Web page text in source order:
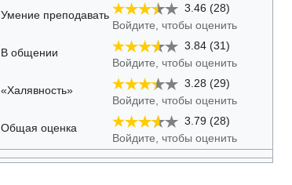
Умение преподавать
3.46 (28)
Войдите, чтобы оценить
В общении
3.84 (31)
Войдите, чтобы оценить
«Халявность»
3.28 (29)
Войдите, чтобы оценить
Общая оценка
3.79 (28)
Войдите, чтобы оценить